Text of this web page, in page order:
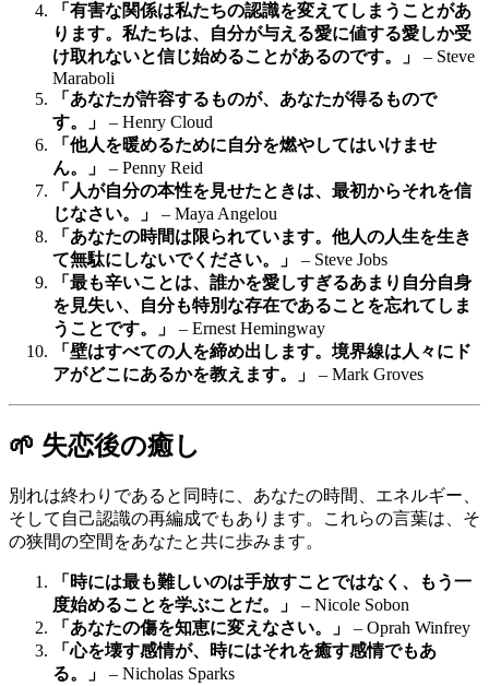
「有害な関係は私たちの認識を変えてしまうことがあ
ります。私たちは、自分が与える愛に値する愛しか受
け取れないと信じ始めることがあるのです。」
– Steve
Maraboli
「あなたが許容するものが、あなたが得るもので
す。」
– Henry Cloud
「他人を暖めるために自分を燃やしてはいけませ
ん。」
– Penny Reid
「人が自分の本性を見せたときは、最初からそれを信
じなさい。」
– Maya Angelou
「あなたの時間は限られています。他人の人生を生き
て無駄にしないでください。」
– Steve Jobs
「最も辛いことは、誰かを愛しすぎるあまり自分自身
を見失い、自分も特別な存在であることを忘れてしま
うことです。」
– Ernest Hemingway
「壁はすべての人を締め出します。境界線は人々にド
アがどこにあるかを教えます。」
– Mark Groves
🌱 失恋後の癒し
別れは終わりであると同時に、あなたの時間、エネルギー、
そして自己認識の再編成でもあります。これらの言葉は、そ
の狭間の空間をあなたと共に歩みます。
「時には最も難しいのは手放すことではなく、もう一
度始めることを学ぶことだ。」
– Nicole Sobon
「あなたの傷を知恵に変えなさい。」
– Oprah Winfrey
「心を壊す感情が、時にはそれを癒す感情でもあ
る。」
– Nicholas Sparks